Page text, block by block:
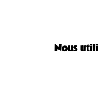
Nous